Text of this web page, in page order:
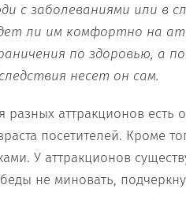
с заболеваниями или в
ли им комфортно на
по здоровью, а
несет он сам.
разных аттракционов есть
посетителей. Кроме
У аттракционов
не миновать,